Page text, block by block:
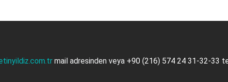
mail adresinden veya +90 (216) 574 24 31-32-33